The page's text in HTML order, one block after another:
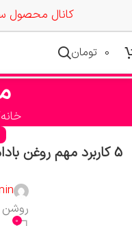
کانال محصول
0 تومان
خانه
5 کاربرد مهم روغن
روشن
0